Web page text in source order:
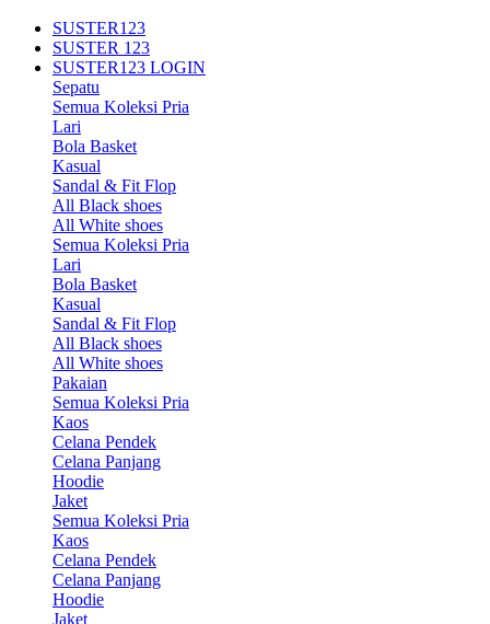
SUSTER123
SUSTER 123
SUSTER123 LOGIN
Sepatu
Semua Koleksi Pria
Lari
Bola Basket
Kasual
Sandal & Fit Flop
All Black shoes
All White shoes
Semua Koleksi Pria
Lari
Bola Basket
Kasual
Sandal & Fit Flop
All Black shoes
All White shoes
Pakaian
Semua Koleksi Pria
Kaos
Celana Pendek
Celana Panjang
Hoodie
Jaket
Semua Koleksi Pria
Kaos
Celana Pendek
Celana Panjang
Hoodie
Jaket